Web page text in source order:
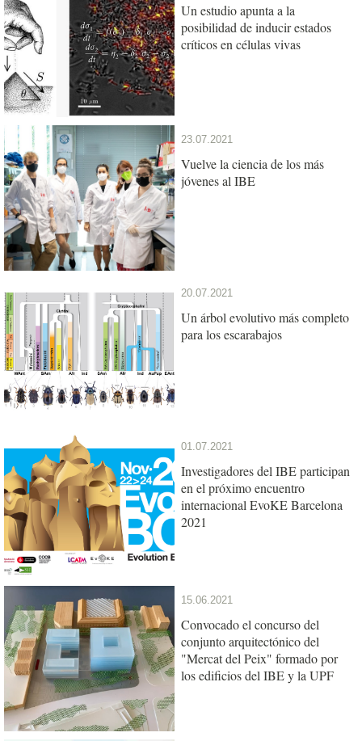
Un estudio apunta a la
posibilidad de inducir estados
críticos en células vivas
23.07.2021
Vuelve la ciencia de los más
jóvenes al IBE
20.07.2021
Un árbol evolutivo más completo
para los escarabajos
01.07.2021
Investigadores del IBE participan
en el próximo encuentro
internacional EvoKE Barcelona
2021
15.06.2021
Convocado el concurso del
conjunto arquitectónico del
"Mercat del Peix" formado por
los edificios del IBE y la UPF